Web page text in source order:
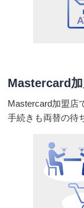
Mastercard
Mastercard加盟店
手続きも両替の待